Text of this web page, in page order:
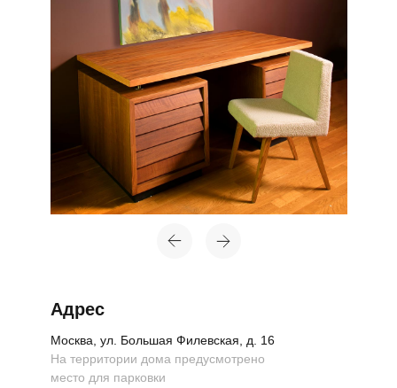
Москва, ул. Большая Филевская, д. 16
Адрес
На территории дома предусмотрено
место для парковки